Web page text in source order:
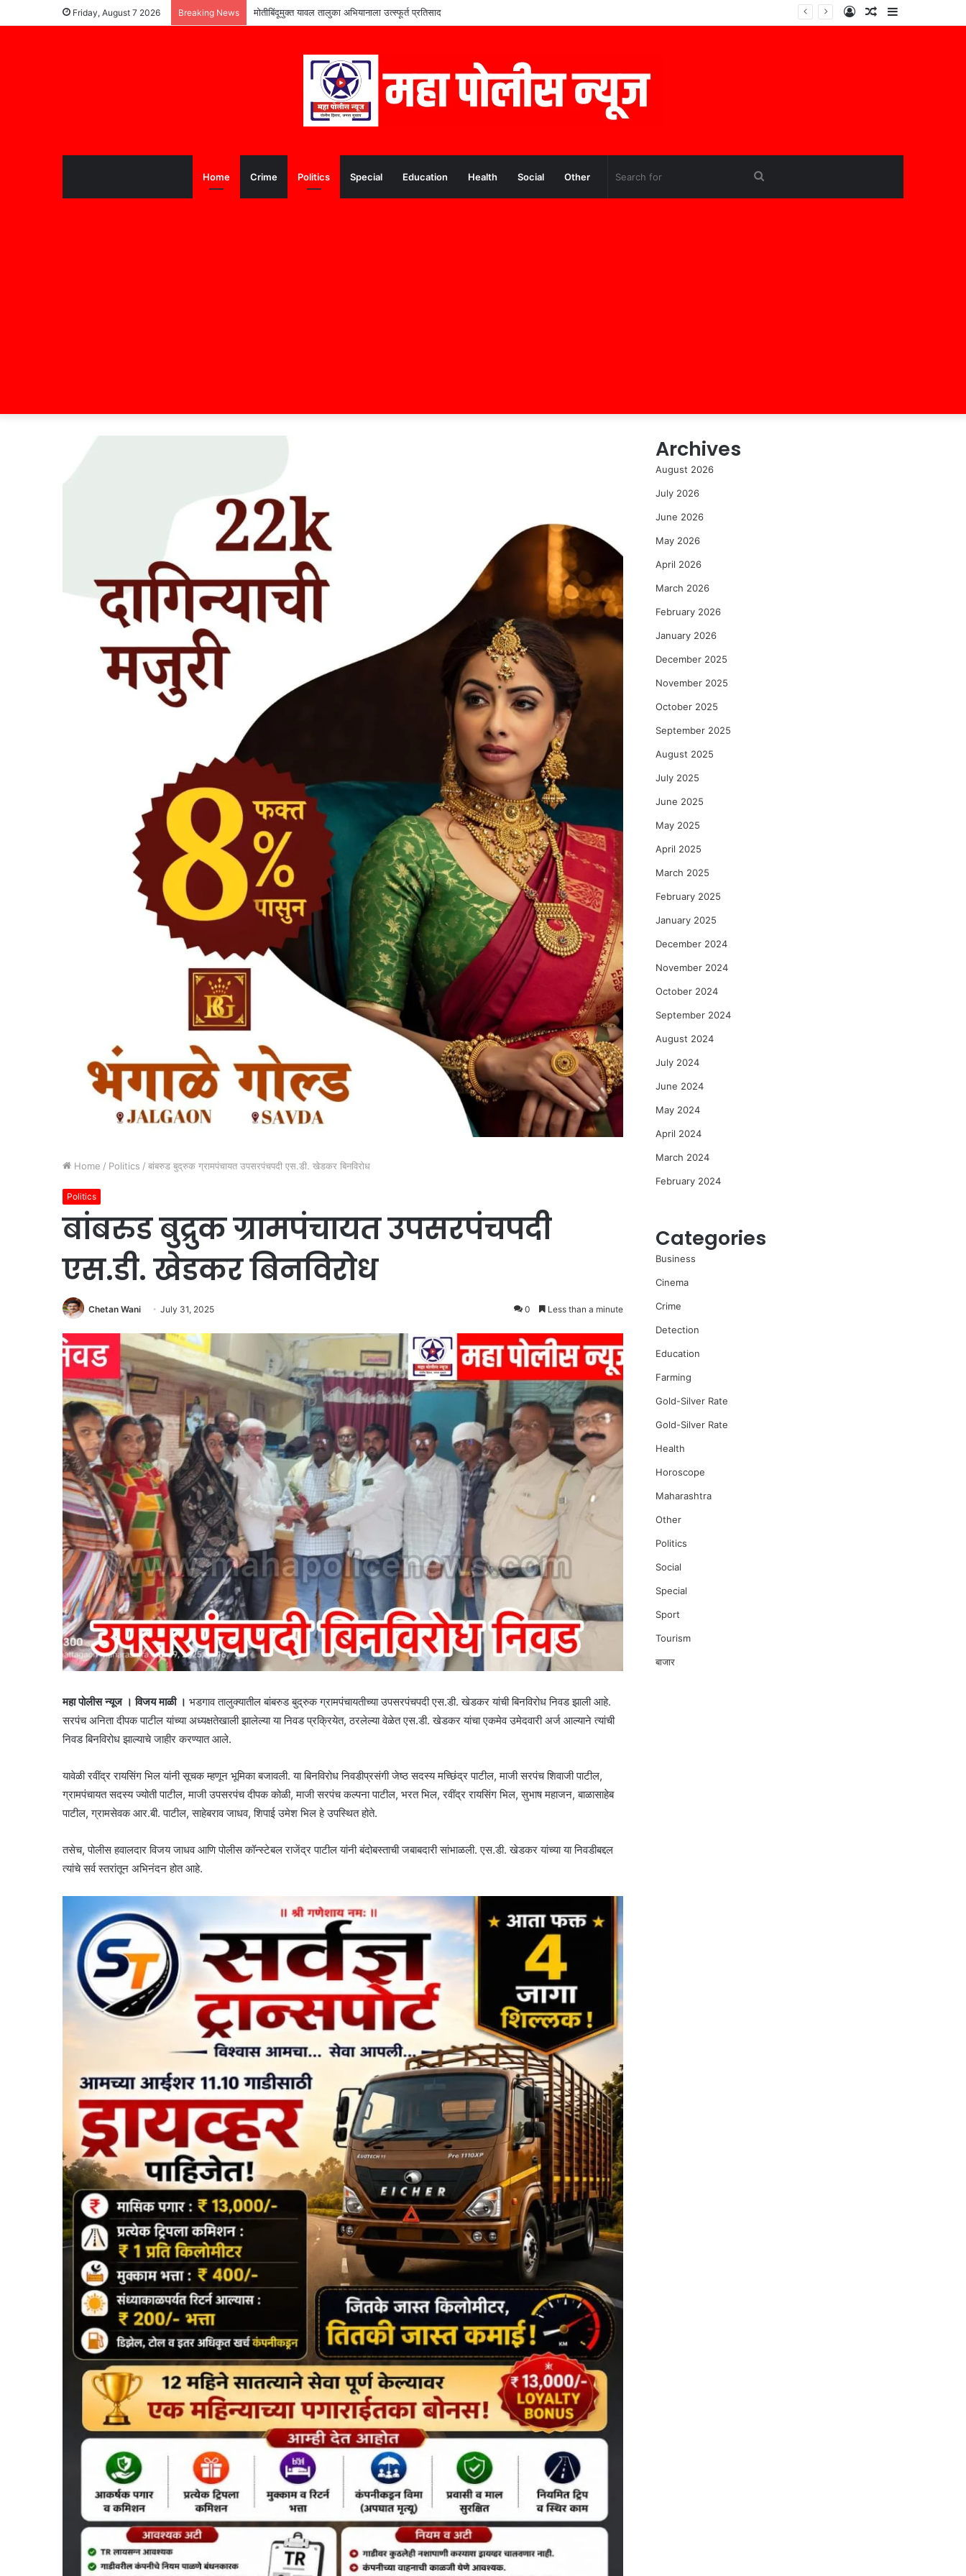
Friday, August 7 2026 Breaking News पूरग्रस्त विद्यार्थ्यांच्या शिक्षणाला आधार; ममुराबाद येथे शैक्षणिक साहित्याचे वाटप Sidebar
Random
Log
Home Crime Politics Special Education Health Social Other
Home / Politics / बांबरुड बुद्रुक ग्रामपंचायत उपसरपंचपदी एस.डी. खेडकर बिनविरोध
Politics
बांबरुड बुद्रुक ग्रामपंचायत उपसरपंचपदी
एस.डी. खेडकर बिनविरोध
Chetan Wani July 31, 2025 0 Less than a minute
महा पोलीस न्यूज । विजय माळी । भडगाव तालुक्यातील बांबरुड बुद्रुक ग्रामपंचायतीच्या उपसरपंचपदी एस.डी. खेडकर यांची बिनविरोध निवड झाली आहे.
सरपंच अनिता दीपक पाटील यांच्या अध्यक्षतेखाली झालेल्या या निवड प्रक्रियेत, ठरलेल्या वेळेत एस.डी. खेडकर यांचा एकमेव उमेदवारी अर्ज आल्याने त्यांची
निवड बिनविरोध झाल्याचे जाहीर करण्यात आले.
यावेळी रवींद्र रायसिंग भिल यांनी सूचक म्हणून भूमिका बजावली. या बिनविरोध निवडीप्रसंगी जेष्ठ सदस्य मच्छिंद्र पाटील, माजी सरपंच शिवाजी पाटील,
ग्रामपंचायत सदस्य ज्योती पाटील, माजी उपसरपंच दीपक कोळी, माजी सरपंच कल्पना पाटील, भरत भिल, रवींद्र रायसिंग भिल, सुभाष महाजन, बाळासाहेब
पाटील, ग्रामसेवक आर.बी. पाटील, साहेबराव जाधव, शिपाई उमेश भिल हे उपस्थित होते.
तसेच, पोलीस हवालदार विजय जाधव आणि पोलीस कॉन्स्टेबल राजेंद्र पाटील यांनी बंदोबस्ताची जबाबदारी सांभाळली. एस.डी. खेडकर यांच्या या निवडीबद्दल
त्यांचे सर्व स्तरांतून अभिनंदन होत आहे.
Archives
August 2026
July 2026
June 2026
May 2026
April 2026
March 2026
February 2026
January 2026
December 2025
November 2025
October 2025
September 2025
August 2025
July 2025
June 2025
May 2025
April 2025
March 2025
February 2025
January 2025
December 2024
November 2024
October 2024
September 2024
August 2024
July 2024
June 2024
May 2024
April 2024
March 2024
February 2024
Categories
Business
Cinema
Crime
Detection
Education
Farming
Gold-Silver Rate
Gold-Silver Rate
Health
Horoscope
Maharashtra
Other
Politics
Social
Special
Sport
Tourism
बाजार